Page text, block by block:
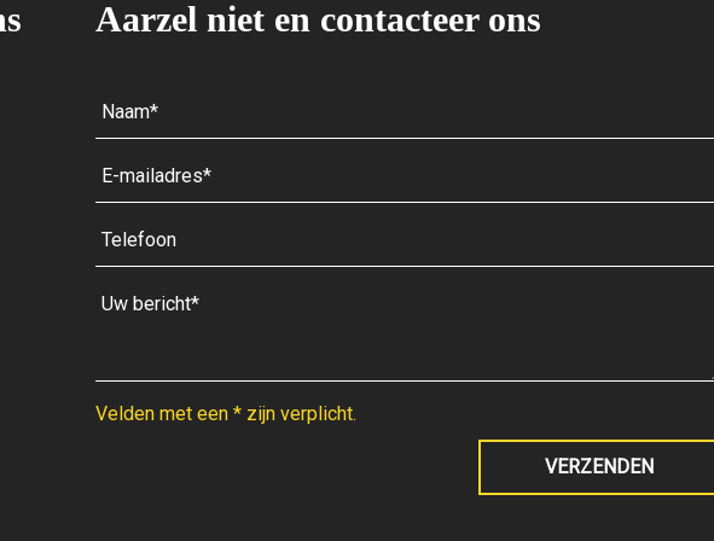
Aarzel niet en contacteer ons
Velden met een * zijn verplicht.